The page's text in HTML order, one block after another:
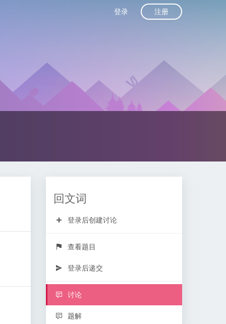
登录 注册
回文词
登录后创建讨论
查看题目
登录后递交
讨论
题解